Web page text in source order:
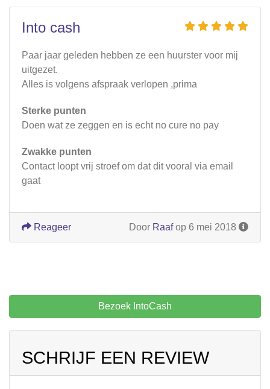
Into cash
Paar jaar geleden hebben ze een huurster voor mij
uitgezet.
Alles is volgens afspraak verlopen ,prima
Sterke punten
Doen wat ze zeggen en is echt no cure no pay
Zwakke punten
Contact loopt vrij stroef om dat dit vooral via email
gaat
Door Raafop 6 mei 2018
Reageer
Bezoek IntoCash
SCHRIJF EEN REVIEW